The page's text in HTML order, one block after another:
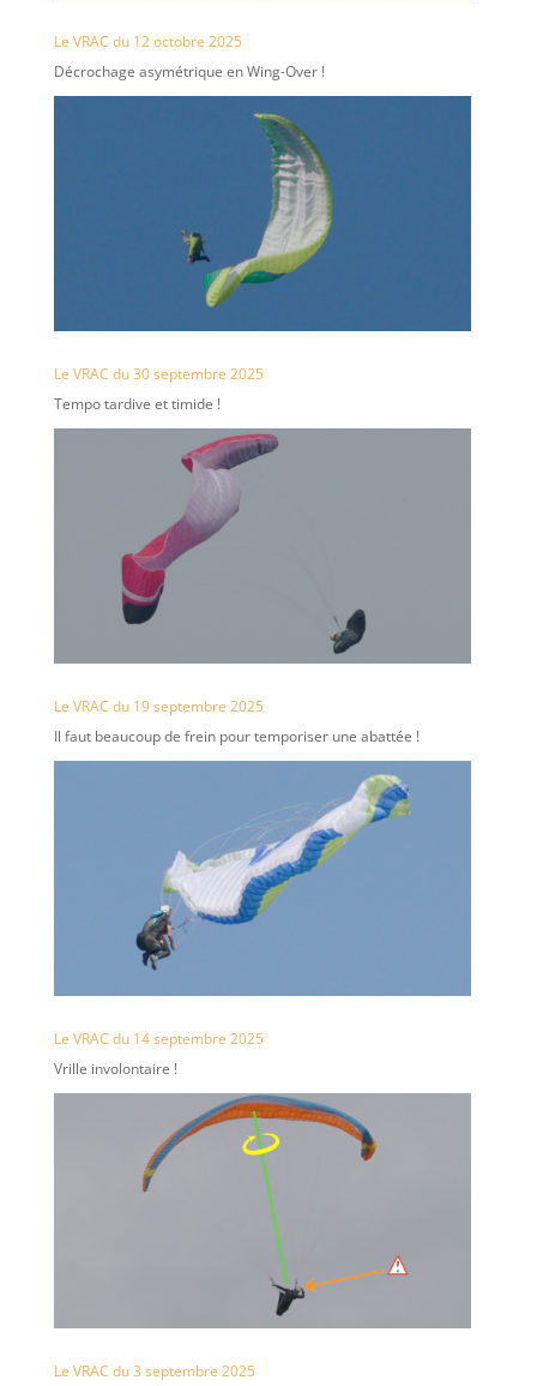
Le VRAC du 12 octobre 2025
Décrochage asymétrique en Wing-Over !
Le VRAC du 30 septembre 2025
Tempo tardive et timide !
Le VRAC du 19 septembre 2025
Il faut beaucoup de frein pour temporiser une abattée !
Le VRAC du 14 septembre 2025
Vrille involontaire !
Le VRAC du 3 septembre 2025